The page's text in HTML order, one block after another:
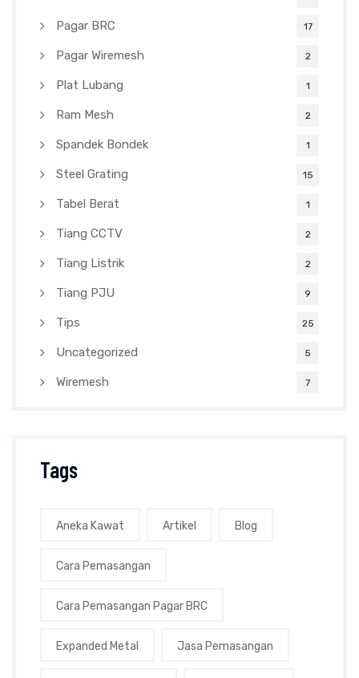
Pagar BRC 17
Pagar Wiremesh 2
Plat Lubang 1
Ram Mesh 2
Spandek Bondek 1
Steel Grating 15
Tabel Berat 1
Tiang CCTV 2
Tiang Listrik 2
Tiang PJU 9
Tips 25
Uncategorized 5
Wiremesh 7
Tags
Aneka Kawat Artikel Blog
Cara Pemasangan
Cara Pemasangan Pagar BRC
Expanded Metal Jasa Pemasangan